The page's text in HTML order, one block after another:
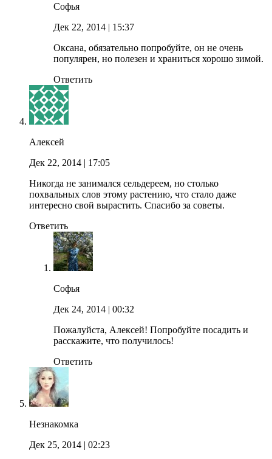
Софья
Дек 22, 2014 | 15:37
Оксана, обязательно попробуйте, он не очень
популярен, но полезен и храниться хорошо зимой.
Ответить
Алексей
Дек 22, 2014 | 17:05
Никогда не занимался сельдереем, но столько
похвальных слов этому растению, что стало даже
интересно свой вырастить. Спасибо за советы.
Ответить
Софья
Дек 24, 2014 | 00:32
Пожалуйста, Алексей! Попробуйте посадить и
расскажите, что получилось!
Ответить
Незнакомка
Дек 25, 2014 | 02:23